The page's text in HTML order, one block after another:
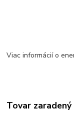
Viac informácií o
Tovar